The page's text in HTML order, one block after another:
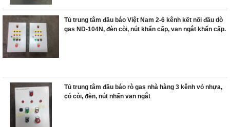
Tủ trung tâm đầu báo Việt Nam 2-6 kênh kết nối đầu dò
gas ND-104N, đèn còi, nút khẩn cấp, van ngắt khẩn cấp.
Tủ trung tâm đầu báo rò gas nhà hàng 3 kênh vỏ nhựa,
có còi, đèn, nút nhấn van ngắt